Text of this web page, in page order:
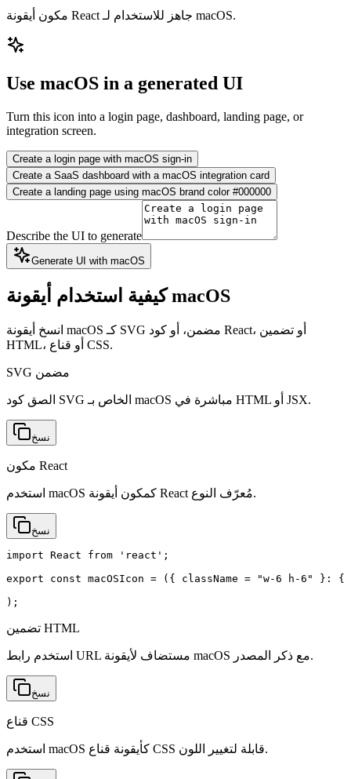
مكون أيقونة React جاهز للاستخدام لـ macOS.
Use macOS in a generated UI
Turn this icon into a login page, dashboard, landing page, or
integration screen.
Create a login page with macOS sign-in
Create a SaaS dashboard with a macOS integration card
Create a landing page using macOS brand color #000000
Describe the UI to generate
Generate UI with macOS
كيفية استخدام أيقونة macOS
انسخ أيقونة macOS كـ SVG مضمن، أو كود React، أو تضمين
HTML، أو قناع CSS.
SVG مضمن
الصق كود SVG الخاص بـ macOS مباشرة في HTML أو JSX.
نسخ
مكون React
استخدم macOS كمكون أيقونة React مُعرّف النوع.
نسخ
import React from 'react';
export const macOSIcon = ({ className = "w-6 h-6" }:
);
تضمين HTML
استخدم رابط URL مستضاف لأيقونة macOS مع ذكر المصدر.
نسخ
قناع CSS
استخدم macOS كأيقونة قناع CSS قابلة لتغيير اللون.